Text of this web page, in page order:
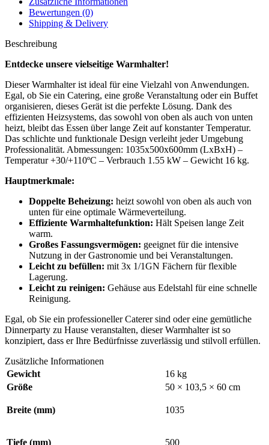
Bewertungen (0)
Shipping & Delivery
Beschreibung
Entdecke unsere vielseitige Warmhalter!
Dieser Warmhalter ist ideal für eine Vielzahl von Anwendungen.
Egal, ob Sie ein Catering, eine große Veranstaltung oder ein Buffet
organisieren, dieses Gerät ist die perfekte Lösung. Dank des
effizienten Heizsystems, das sowohl von oben als auch von unten
heizt, bleibt das Essen über lange Zeit auf konstanter Temperatur.
Das schlichte und funktionale Design verleiht jeder Umgebung
Professionalität. Abmessungen: 1035x500x600mm (LxBxH) –
Temperatur +30/+110ºC – Verbrauch 1.55 kW – Gewicht 16 kg.
Hauptmerkmale:
Doppelte Beheizung: heizt sowohl von oben als auch von
unten für eine optimale Wärmeverteilung.
Effiziente Warmhaltefunktion: Hält Speisen lange Zeit
warm.
Großes Fassungsvermögen: geeignet für die intensive
Nutzung in der Gastronomie und bei Veranstaltungen.
Leicht zu befüllen: mit 3x 1/1GN Fächern für flexible
Lagerung.
Leicht zu reinigen: Gehäuse aus Edelstahl für eine schnelle
Reinigung.
Egal, ob Sie ein professioneller Caterer sind oder eine gemütliche
Dinnerparty zu Hause veranstalten, dieser Warmhalter ist so
konzipiert, dass er Ihre Bedürfnisse zuverlässig und stilvoll erfüllen.
Zusätzliche Informationen
Gewicht
16 kg
Größe
50 × 103,5 × 60 cm
Breite (mm) 1035
Tiefe (mm) 500